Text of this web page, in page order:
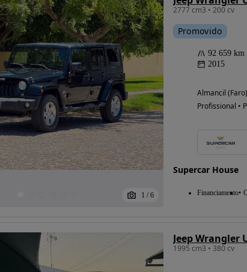
1 / 6
2777 cm3 • 200 cv
Promovido
92 659 km
2015
Almancil (Faro)
Profissional •
Supercar House
Financiamento
Jeep Wrangler
1995 cm3 • 380 cv